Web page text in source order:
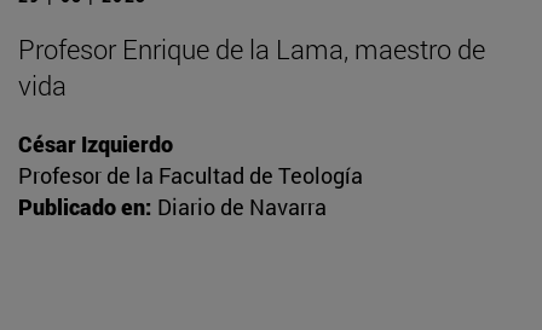
Profesor Enrique de la Lama, maestro de
vida
César Izquierdo
Profesor de la Facultad de Teología
Publicado en: Diario de Navarra